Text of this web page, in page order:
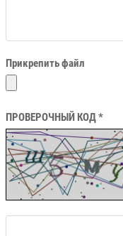
Прикрепить файл
ПРОВЕРОЧНЫЙ КОД *